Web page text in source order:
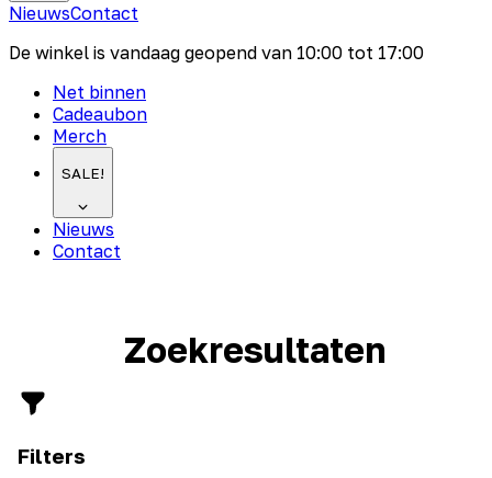
NieuwsContact
De winkel is vandaag geopend van 10:00 tot 17:00
Net binnen
Cadeaubon
Merch
SALE!
Nieuws
Contact
Zoekresultaten
Filters